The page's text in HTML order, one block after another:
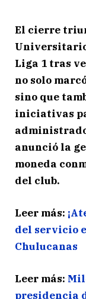
El cierre
Liga 1 tras
no solo
sino que
iniciativas
anunció la
moneda
del club.
Leer más:
del servicio
Chulucanas
Leer más:
presidencia